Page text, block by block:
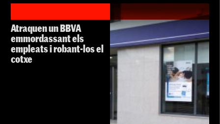
Atraquen un BBVA
emmordassant els
empleats i robant-los el
cotxe